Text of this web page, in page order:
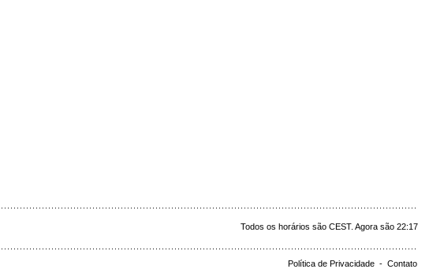
Todos os horários são CEST. Agora são 22:17
Política de Privacidade - Contato